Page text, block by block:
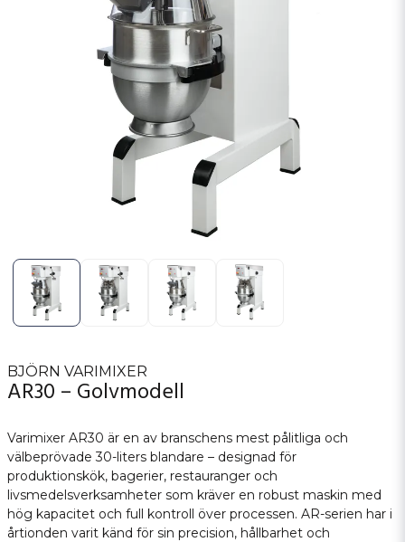
BJÖRN VARIMIXER
AR30 – Golvmodell
Varimixer AR30 är en av branschens mest pålitliga och
välbeprövade 30-liters blandare – designad för
produktionskök, bagerier, restauranger och
livsmedelsverksamheter som kräver en robust maskin med
hög kapacitet och full kontroll över processen. AR-serien har i
årtionden varit känd för sin precision, hållbarhet och